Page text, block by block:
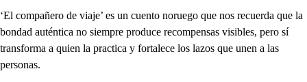
‘El compañero de viaje’ es un cuento noruego que nos recuerda que la
bondad auténtica no siempre produce recompensas visibles, pero sí
transforma a quien la practica y fortalece los lazos que unen a las
personas.